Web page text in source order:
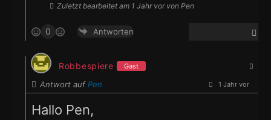
Zuletzt bearbeitet am 1 Jahr vor von Pen
0 Antworten
Robbespiere Gast
Antwort aufPen 1 Jahr vor
Hallo Pen,